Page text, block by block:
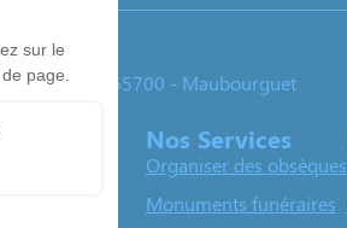
- 65700 - Maubourguet
Nos Services
Organiser des obsèques
Monuments funéraires